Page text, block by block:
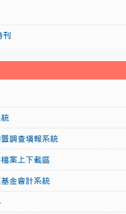
調查填報系統
案上下載區
金會計系統